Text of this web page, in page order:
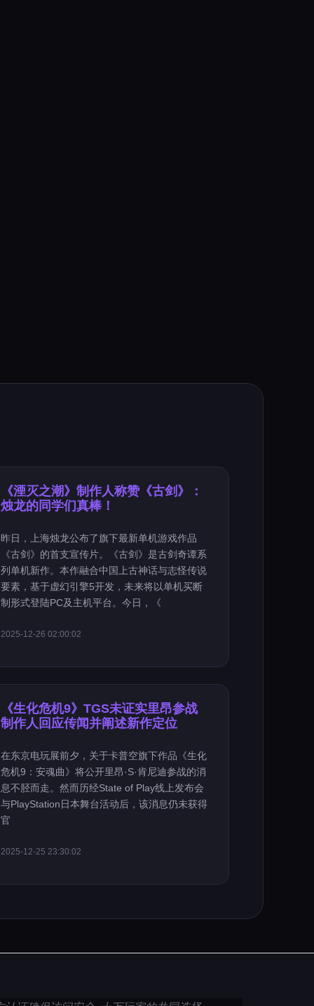
《湮灭之潮》制作人称赞《古剑》：
烛龙的同学们真棒！
昨日，上海烛龙公布了旗下最新单机游戏作品
《古剑》的首支宣传片。《古剑》是古剑奇谭系
列单机新作。本作融合中国上古神话与志怪传说
要素，基于虚幻引擎5开发，未来将以单机买断
制形式登陆PC及主机平台。今日，《
2025-12-26 02:00:02
《生化危机9》TGS未证实里昂参战
制作人回应传闻并阐述新作定位
在东京电玩展前夕，关于卡普空旗下作品《生化
危机9：安魂曲》将公开里昂·S·肯尼迪参战的消
息不胫而走。然而历经State of Play线上发布会
与PlayStation日本舞台活动后，该消息仍未获得
官
2025-12-25 23:30:02